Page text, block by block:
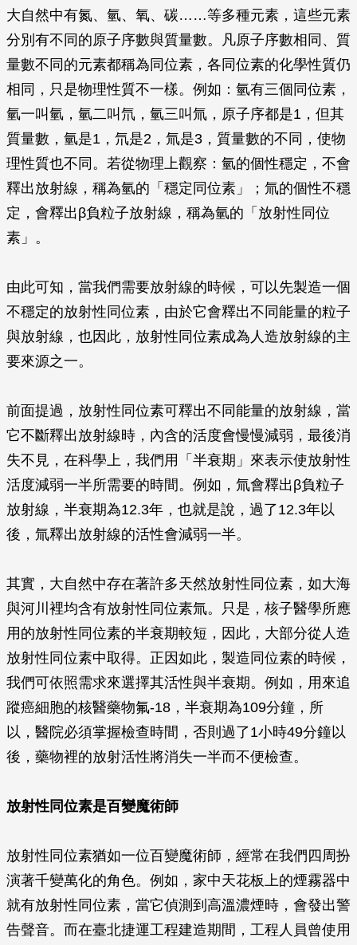
大自然中有氮、氫、氧、碳……等多種元素，這些元素
分別有不同的原子序數與質量數。凡原子序數相同、質
量數不同的元素都稱為同位素，各同位素的化學性質仍
相同，只是物理性質不一樣。例如：氫有三個同位素，
氫一叫氫，氫二叫氘，氫三叫氚，原子序都是1，但其
質量數，氫是1，氘是2，氚是3，質量數的不同，使物
理性質也不同。若從物理上觀察：氫的個性穩定，不會
釋出放射線，稱為氫的「穩定同位素」；氚的個性不穩
定，會釋出β負粒子放射線，稱為氫的「放射性同位
素」。
由此可知，當我們需要放射線的時候，可以先製造一個
不穩定的放射性同位素，由於它會釋出不同能量的粒子
與放射線，也因此，放射性同位素成為人造放射線的主
要來源之一。
前面提過，放射性同位素可釋出不同能量的放射線，當
它不斷釋出放射線時，內含的活度會慢慢減弱，最後消
失不見，在科學上，我們用「半衰期」來表示使放射性
活度減弱一半所需要的時間。例如，氚會釋出β負粒子
放射線，半衰期為12.3年，也就是說，過了12.3年以
後，氚釋出放射線的活性會減弱一半。
其實，大自然中存在著許多天然放射性同位素，如大海
與河川裡均含有放射性同位素氚。只是，核子醫學所應
用的放射性同位素的半衰期較短，因此，大部分從人造
放射性同位素中取得。正因如此，製造同位素的時候，
我們可依照需求來選擇其活性與半衰期。例如，用來追
蹤癌細胞的核醫藥物氟-18，半衰期為109分鐘，所
以，醫院必須掌握檢查時間，否則過了1小時49分鐘以
後，藥物裡的放射活性將消失一半而不便檢查。
放射性同位素是百變魔術師
放射性同位素猶如一位百變魔術師，經常在我們四周扮
演著千變萬化的角色。例如，家中天花板上的煙霧器中
就有放射性同位素，當它偵測到高溫濃煙時，會發出警
告聲音。而在臺北捷運工程建造期間，工程人員曾使用